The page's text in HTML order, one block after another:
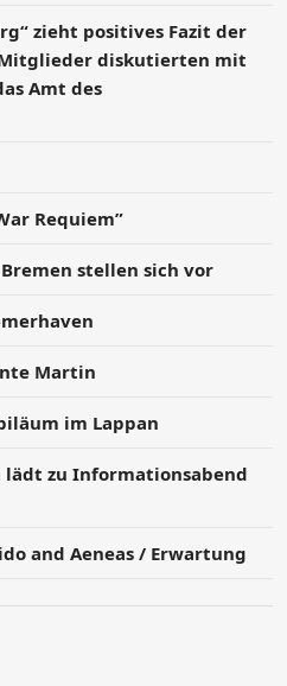
zieht positives Fazit der
diskutierten mit
Amt des
Requiem”
stellen sich vor
Martin
im Lappan
lädt zu Informationsabend
and Aeneas / Erwartung